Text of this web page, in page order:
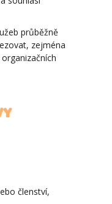
průběžně
zejména
členství,